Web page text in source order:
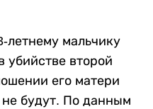
летнему мальчику
убийстве второй
его матери
будут. По данным